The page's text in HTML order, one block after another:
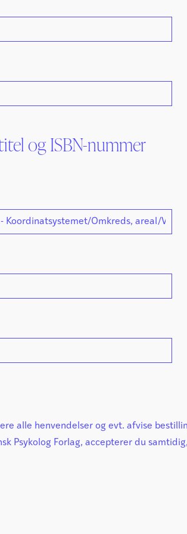
og ISBN-nummer
alle henvendelser og evt. afvise
Psykolog Forlag, accepterer du